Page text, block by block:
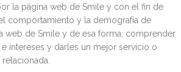
la página web de Smile y con el fin de
comportamiento y la demografía de
web de Smile y de esa forma, comprender
intereses y darles un mejor servicio o